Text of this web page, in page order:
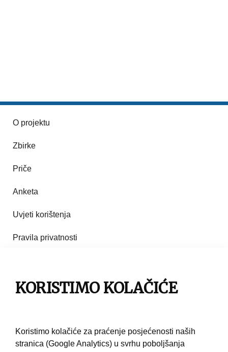
O projektu
Zbirke
Priče
Anketa
Uvjeti korištenja
Pravila privatnosti
Pravila korištenja
KORISTIMO KOLAČIĆE
Koristimo kolačiće za praćenje posjećenosti naših
stranica (Google Analytics) u svrhu poboljšanja